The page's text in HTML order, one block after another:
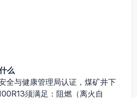
么
全与健康管理局认证，煤矿井下
须满足：阻燃（离火自